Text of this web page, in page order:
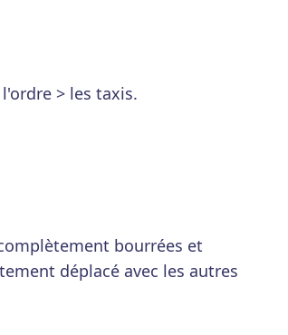
> les taxis.
bourrées et
déplacé avec les autres